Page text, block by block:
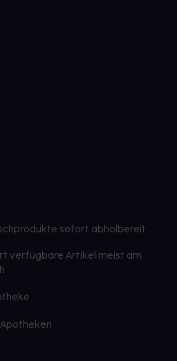
sofort abholbereit
verfügbare Artikel meist am